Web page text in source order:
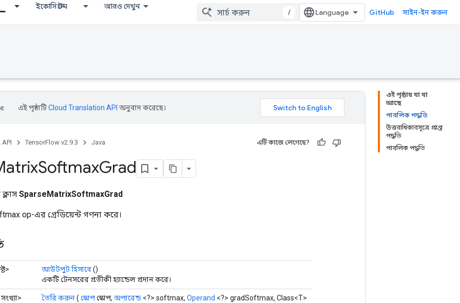
ইকোসিস্টেম আরও দেখুন
/ GitHub সাইন-ইন করুন
এই পৃষ্ঠায় যা যা
আছে
পাবলিক পদ্ধতি
উত্তরাধিকারসূত্রে প্রাপ্ত
পদ্ধতি
পাবলিক পদ্ধতি
এই পৃষ্ঠাটিCloud Translation API অনুবাদ করেছে।
API TensorFlow v2.9.3 Java এটি কাজে লেগেছে?
SoftmaxGrad
SparseMatrixSoftmaxGrad
op-এর গ্রেডিয়েন্ট গণনা করে।
আউটপুট হিসাবে()
একটি টেনসরের প্রতীকী হ্যান্ডেল প্রদান করে।
তৈরি করুন( স্কোপস্কোপ, অপারেন্ড <?> softmax, Operand <?> gradSoftmax, Class<T>